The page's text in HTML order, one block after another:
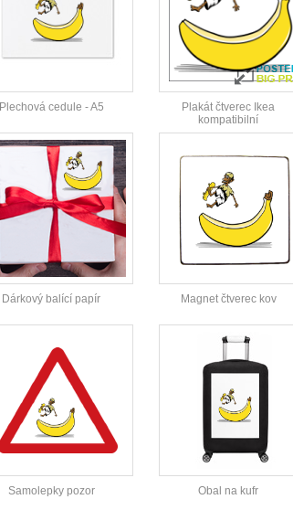
Plechová cedule - A5
Plakát čtverec Ikea
kompatibilní
Dárkový balící papír Magnet čtverec kov
Samolepky pozor Obal na kufr